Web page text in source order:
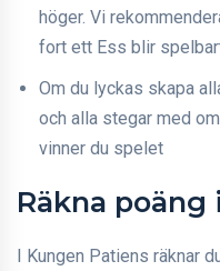
höger. Vi
fort ett Ess blir
Om du lyckas skapa
och alla stegar med
vinner du spelet
Räkna
I Kungen Patiens räknar